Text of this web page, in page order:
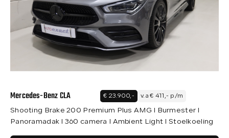
Mercedes-Benz CLA € 23.900,- v.a € 411,- p/m
Shooting Brake 200 Premium Plus AMG I Burmester I
Panoramadak I 360 camera I Ambient Light I Stoelkoeling